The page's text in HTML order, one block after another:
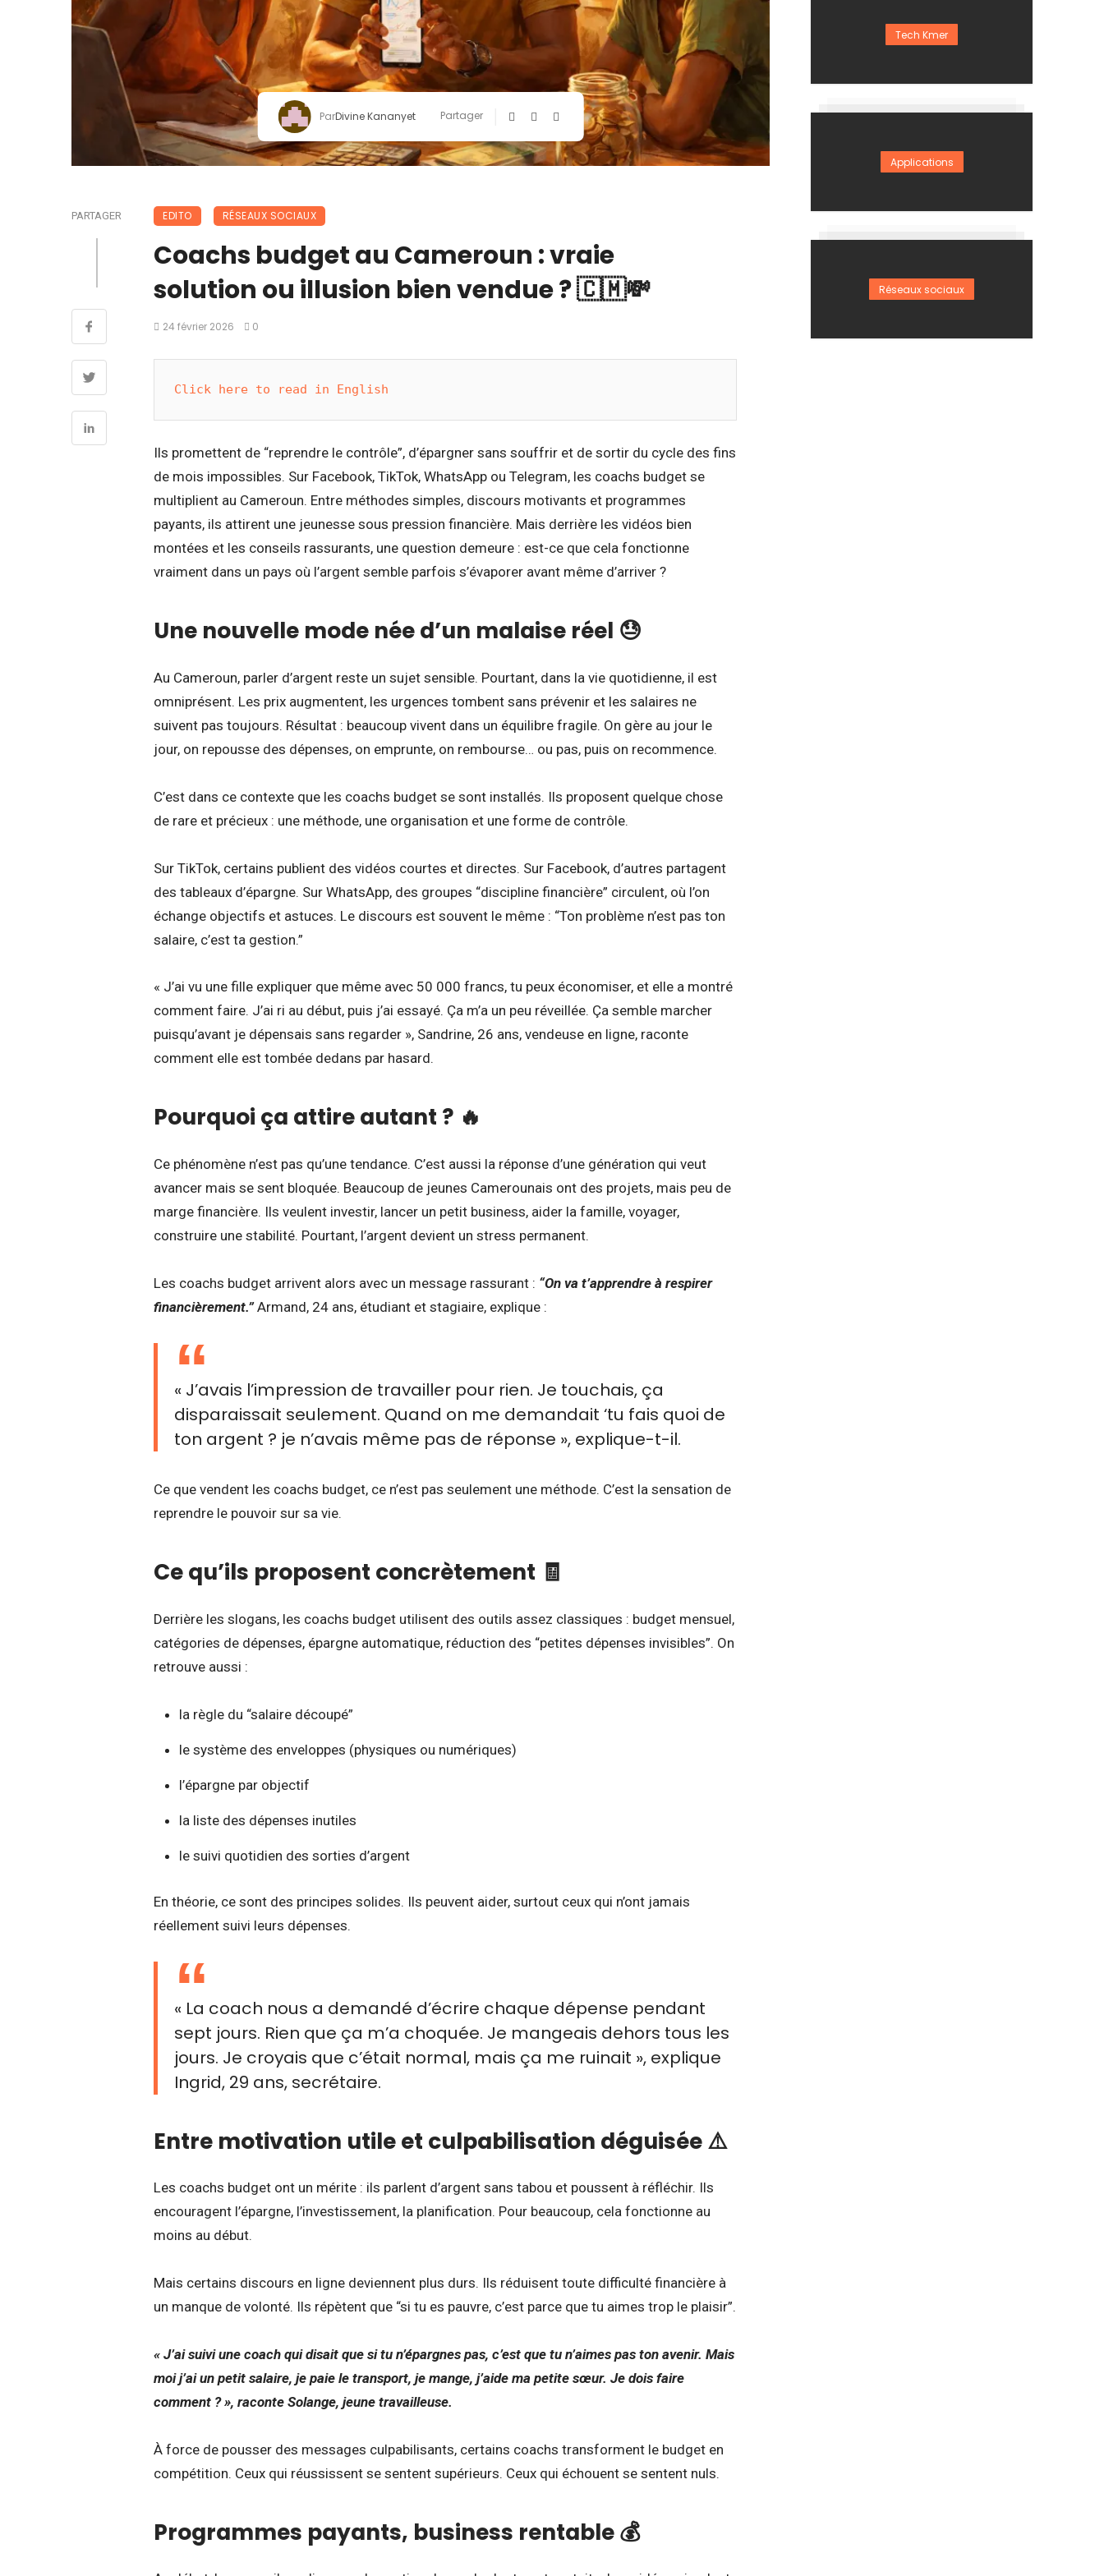
ParDivine Kananyet Partager
PARTAGER EDITO RÉSEAUX SOCIAUX
Coachs budget au Cameroun : vraie
solution ou illusion bien vendue ? 🇨🇲💸
24 février 2026 0
Click here to read in English
Ils promettent de “reprendre le contrôle”, d’épargner sans souffrir et de sortir du cycle des fins
de mois impossibles. Sur Facebook, TikTok, WhatsApp ou Telegram, les coachs budget se
multiplient au Cameroun. Entre méthodes simples, discours motivants et programmes
payants, ils attirent une jeunesse sous pression financière. Mais derrière les vidéos bien
montées et les conseils rassurants, une question demeure : est-ce que cela fonctionne
vraiment dans un pays où l’argent semble parfois s’évaporer avant même d’arriver ?
Une nouvelle mode née d’un malaise réel 😓
Au Cameroun, parler d’argent reste un sujet sensible. Pourtant, dans la vie quotidienne, il est
omniprésent. Les prix augmentent, les urgences tombent sans prévenir et les salaires ne
suivent pas toujours. Résultat : beaucoup vivent dans un équilibre fragile. On gère au jour le
jour, on repousse des dépenses, on emprunte, on rembourse… ou pas, puis on recommence.
C’est dans ce contexte que les coachs budget se sont installés. Ils proposent quelque chose
de rare et précieux : une méthode, une organisation et une forme de contrôle.
Sur TikTok, certains publient des vidéos courtes et directes. Sur Facebook, d’autres partagent
des tableaux d’épargne. Sur WhatsApp, des groupes “discipline financière” circulent, où l’on
échange objectifs et astuces. Le discours est souvent le même : “Ton problème n’est pas ton
salaire, c’est ta gestion.”
« J’ai vu une fille expliquer que même avec 50 000 francs, tu peux économiser, et elle a montré
comment faire. J’ai ri au début, puis j’ai essayé. Ça m’a un peu réveillée. Ça semble marcher
puisqu’avant je dépensais sans regarder », Sandrine, 26 ans, vendeuse en ligne, raconte
comment elle est tombée dedans par hasard.
Pourquoi ça attire autant ? 🔥
Ce phénomène n’est pas qu’une tendance. C’est aussi la réponse d’une génération qui veut
avancer mais se sent bloquée. Beaucoup de jeunes Camerounais ont des projets, mais peu de
marge financière. Ils veulent investir, lancer un petit business, aider la famille, voyager,
construire une stabilité. Pourtant, l’argent devient un stress permanent.
Les coachs budget arrivent alors avec un message rassurant : “On va t’apprendre à respirer
financièrement.”Armand, 24 ans, étudiant et stagiaire, explique :
« J’avais l’impression de travailler pour rien. Je touchais, ça
disparaissait seulement. Quand on me demandait ‘tu fais quoi de
ton argent ? je n’avais même pas de réponse », explique-t-il.
Ce que vendent les coachs budget, ce n’est pas seulement une méthode. C’est la sensation de
reprendre le pouvoir sur sa vie.
Ce qu’ils proposent concrètement 🧾
Derrière les slogans, les coachs budget utilisent des outils assez classiques : budget mensuel,
catégories de dépenses, épargne automatique, réduction des “petites dépenses invisibles”. On
retrouve aussi :
la règle du “salaire découpé”
le système des enveloppes (physiques ou numériques)
l’épargne par objectif
la liste des dépenses inutiles
le suivi quotidien des sorties d’argent
En théorie, ce sont des principes solides. Ils peuvent aider, surtout ceux qui n’ont jamais
réellement suivi leurs dépenses.
« La coach nous a demandé d’écrire chaque dépense pendant
sept jours. Rien que ça m’a choquée. Je mangeais dehors tous les
jours. Je croyais que c’était normal, mais ça me ruinait », explique
Ingrid, 29 ans, secrétaire.
Entre motivation utile et culpabilisation déguisée ⚠️
Les coachs budget ont un mérite : ils parlent d’argent sans tabou et poussent à réfléchir. Ils
encouragent l’épargne, l’investissement, la planification. Pour beaucoup, cela fonctionne au
moins au début.
Mais certains discours en ligne deviennent plus durs. Ils réduisent toute difficulté financière à
un manque de volonté. Ils répètent que “si tu es pauvre, c’est parce que tu aimes trop le plaisir”.
« J’ai suivi une coach qui disait que si tu n’épargnes pas, c’est que tu n’aimes pas ton avenir. Mais
moi j’ai un petit salaire, je paie le transport, je mange, j’aide ma petite sœur. Je dois faire
comment ? », raconte Solange, jeune travailleuse.
À force de pousser des messages culpabilisants, certains coachs transforment le budget en
compétition. Ceux qui réussissent se sentent supérieurs. Ceux qui échouent se sentent nuls.
Programmes payants, business rentable 💰
Tech Kmer
Applications
Réseaux sociaux